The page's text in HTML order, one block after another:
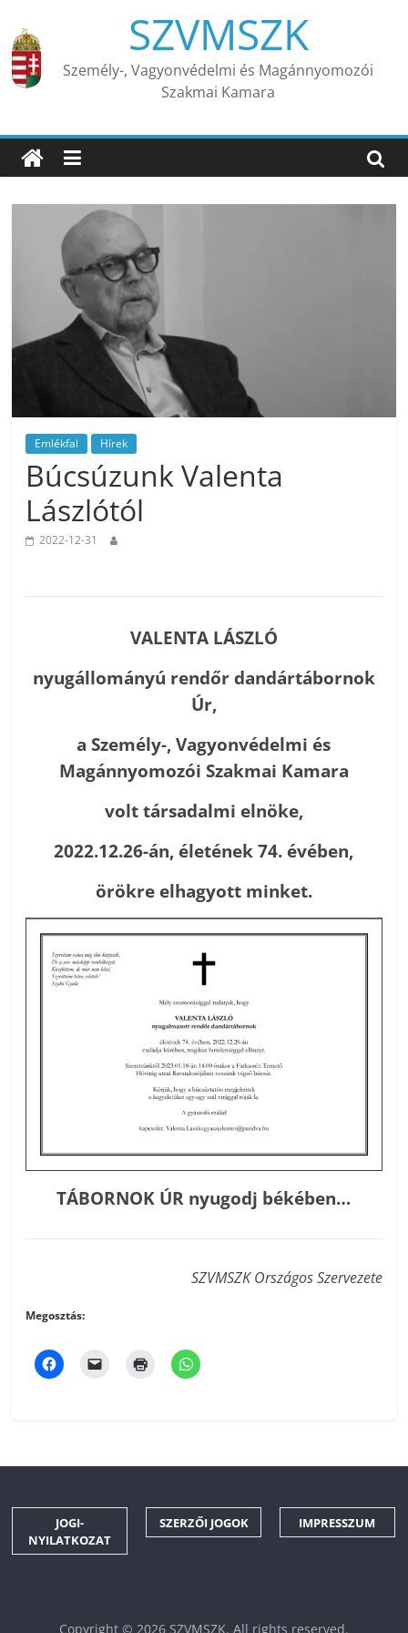
content
SZVMSZK
Személy-, Vagyonvédelmi és Magánnyomozói
Szakmai Kamara
Emlékfal Hírek
Búcsúzunk Valenta
Lászlótól
2022-12-31
VALENTA LÁSZLÓ
nyugállományú rendőr dandártábornok
Úr,
a Személy-, Vagyonvédelmi és
Magánnyomozói Szakmai Kamara
volt társadalmi elnöke,
2022.12.26-án, életének 74. évében,
örökre elhagyott minket.
TÁBORNOK ÚR nyugodj békében…
SZVMSZK Országos Szervezete
Megosztás:
JOGI-
NYILATKOZAT
SZERZŐI JOGOK IMPRESSZUM
Copyright © 2026 SZVMSZK. All rights reserved.